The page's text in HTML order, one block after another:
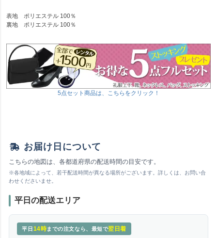
表地 ポリエステル 100％
裏地 ポリエステル 100％
5点セット商品は、こちらをクリック！
お届け日について
こちらの地図は、各都道府県の配送時間の目安です。
※各地域によって、若干配送時間が異なる場所がございます。詳しくは、お問い合
わせくださいませ。
平日の配送エリア
平日 14時までの注文なら、最短で翌日着